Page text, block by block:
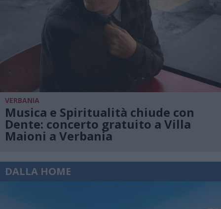
VERBANIA
Musica e Spiritualità chiude con
Dente: concerto gratuito a Villa
Maioni a Verbania
DALLA HOME